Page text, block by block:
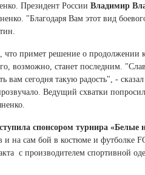
область (1)
область (5)
(2)
область (1)
Президент России Владимир
"Благодаря Вам этот вид
что примет решение о продолжении
возможно, станет последним.
вам сегодня такую радость", -
Ведущий схватки
спонсором турнира «Белые
и на сам бой в костюме и футболке
с производителем спортивной